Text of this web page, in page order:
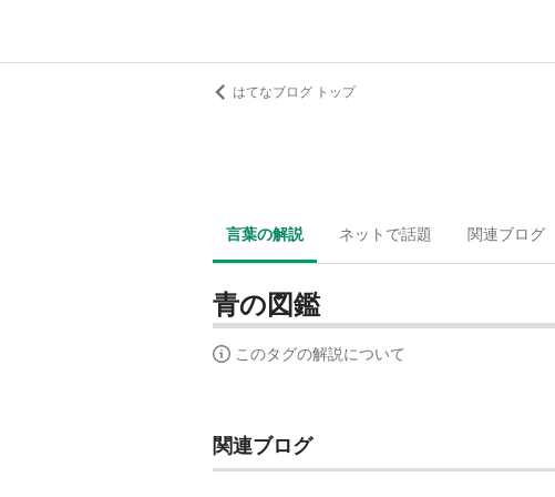
はてなブログ トップ
言葉の解説 ネットで話題 関連ブログ
青の図鑑
このタグの解説について
関連ブログ